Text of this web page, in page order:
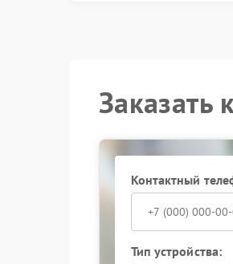
Заказать
Контактный
Тип устройства: